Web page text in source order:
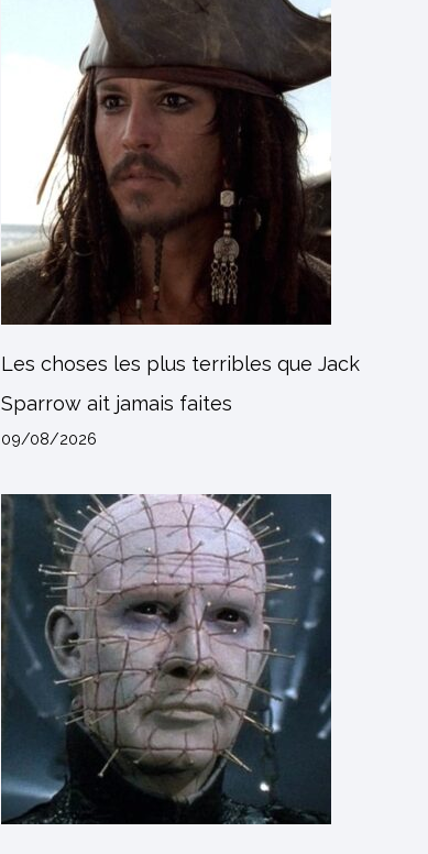
Les choses les plus terribles que Jack
Sparrow ait jamais faites
09/08/2026